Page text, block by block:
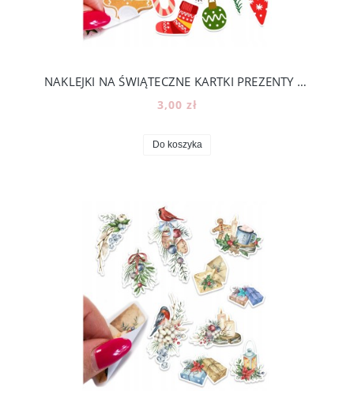
NAKLEJKI NA ŚWIĄTECZNE KARTKI PREZENTY KALENDARZ ADWENTOWY -ROZMIAR A5 [10]
3,00 zł
Do koszyka